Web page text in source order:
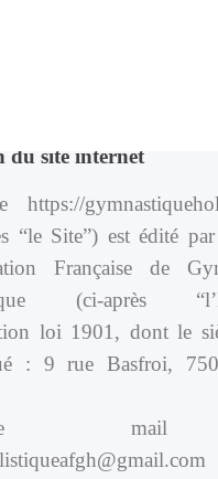
du site internet
https://
“le Site”) est édité
Française de
(ci-après
loi 1901, dont le
: 9 rue Basfroi,